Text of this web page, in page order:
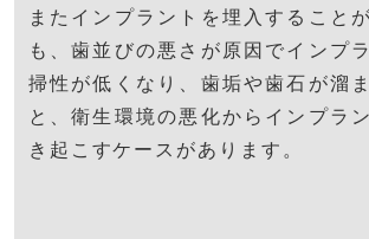
またインプラントを埋入すること
も、歯並びの悪さが原因でインプ
掃性が低くなり、歯垢や歯石が溜
と、衛生環境の悪化からインプラ
き起こすケースがあります。